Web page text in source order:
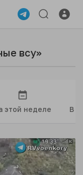
всу»
этой неделе В